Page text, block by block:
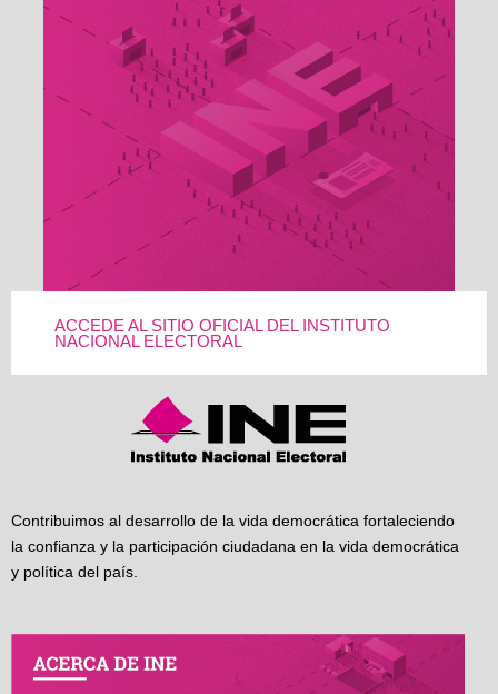
ACCEDE AL SITIO OFICIAL DEL INSTITUTO
NACIONAL ELECTORAL
Contribuimos al desarrollo de la vida democrática fortaleciendo
la confianza y la participación ciudadana en la vida democrática
y política del país.